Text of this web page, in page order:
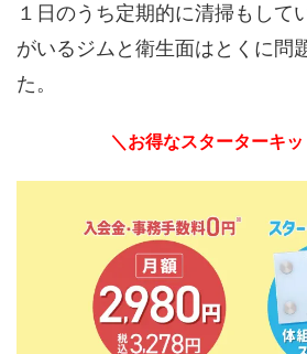
１日のうち定期的に清掃もして
がいるジムと衛生面はとくに問
た。
＼お得なスターターキ